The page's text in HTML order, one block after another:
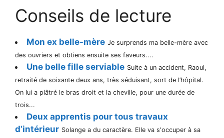
Conseils de lecture
Mon ex belle-mère Je surprends ma belle-mère avec
des ouvriers et obtiens ensuite ses faveurs....
Une belle fille serviable Suite à un accident, Raoul,
retraité de soixante deux ans, très séduisant, sort de l’hôpital.
On lui a plâtré le bras droit et la cheville, pour une durée de
trois...
Deux apprentis pour tous travaux
d’intérieur Solange a du caractère. Elle va s'occuper à sa